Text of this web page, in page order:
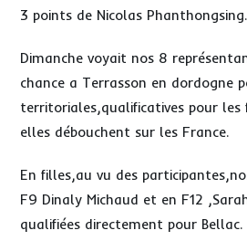
3 points de Nicolas Phanthongsing.
Dimanche voyait nos 8
chance a Terrasson en dordogne
territoriales,qualificatives pour les
elles débouchent sur les France.
En filles,au vu des
F9 Dinaly Michaud et en F12
qualifiées directement pour Bellac.